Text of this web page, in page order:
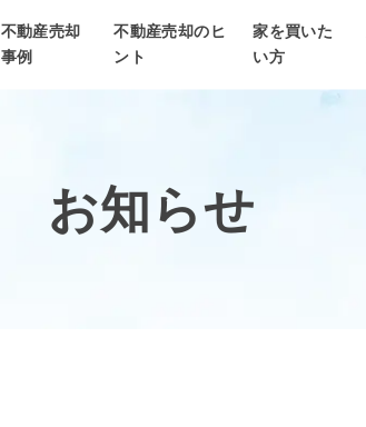
不動産売却
事例
不動産売却のヒ
ント
家を買いた
い方
お知らせ